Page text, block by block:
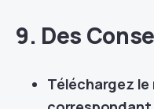
9. Des
Téléchargez le